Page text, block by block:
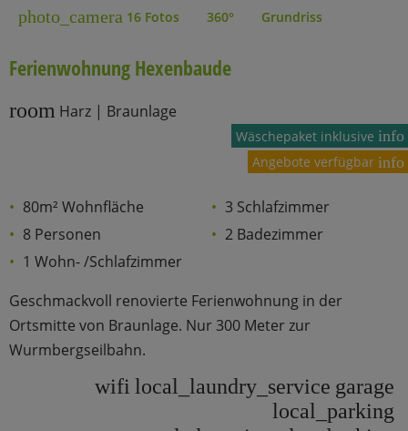
photo_camera 16 Fotos 360° Grundriss
Ferienwohnung Hexenbaude
room Harz | Braunlage
Wäschepaket inklusiveinfo
Angebote verfügbar info
80m² Wohnfläche
8 Personen
1 Wohn- /Schlafzimmer
3 Schlafzimmer
2 Badezimmer
Geschmackvoll renovierte Ferienwohnung in der
Ortsmitte von Braunlage. Nur 300 Meter zur
Wurmbergseilbahn.
wifi local_laundry_service garage
local_parking